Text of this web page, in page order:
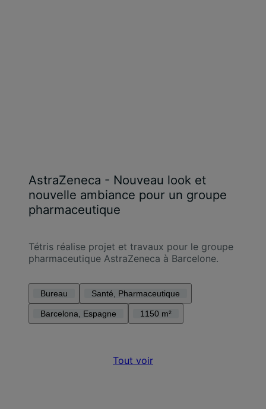
AstraZeneca - Nouveau look et
nouvelle ambiance pour un groupe
pharmaceutique
Tétris réalise projet et travaux pour le groupe
pharmaceutique AstraZeneca à Barcelone.
Bureau Santé, Pharmaceutique
Barcelona, Espagne 1150 m²
Tout voir